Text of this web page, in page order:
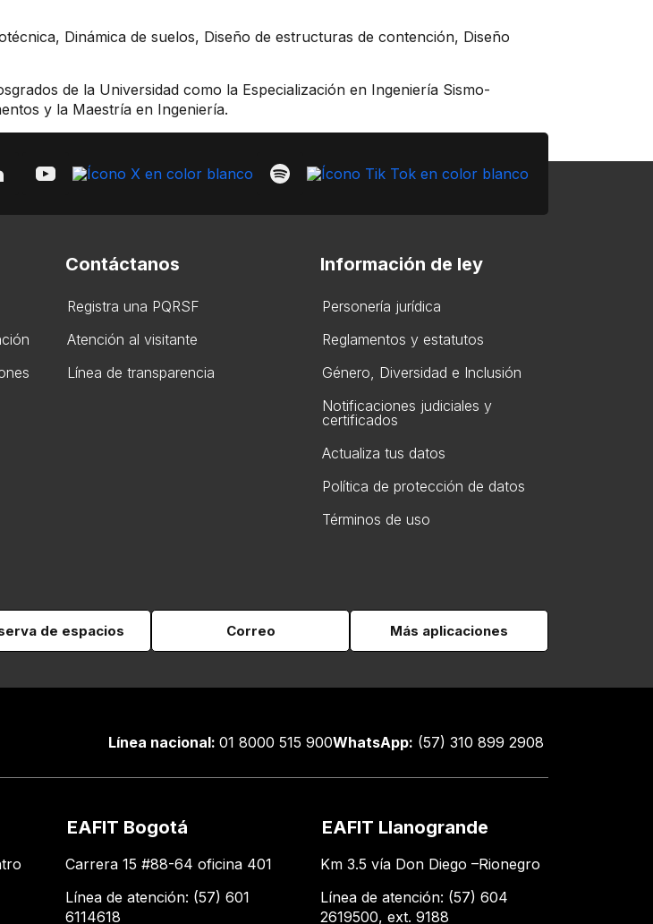
Dinámica de suelos, Diseño de estructuras de contención, Diseño
de la Universidad como la Especialización en Ingeniería Sismo-
y la Maestría en Ingeniería.
Contáctanos
Registra una PQRSF
Atención al visitante
Línea de transparencia
Información de ley
Personería jurídica
Reglamentos y estatutos
Gén​ero, Diversidad ​e Inclusión
Notificaciones judiciales y
certificados
Actualiza tus datos
Política de protección de datos
Términos de uso
de espacios Correo Más aplicaciones
Línea nacional: 01 8000 515 900WhatsApp: (57) 310 899 2908
EAFIT Bogotá
Carrera 15 #88-64 oficina 401
Línea de atención: (57) 601
6114618
EAFIT Llanogrande
Km 3.5 vía Don Diego –Rionegro
Línea de atención: (57) 604
2619500​, ext. 9188